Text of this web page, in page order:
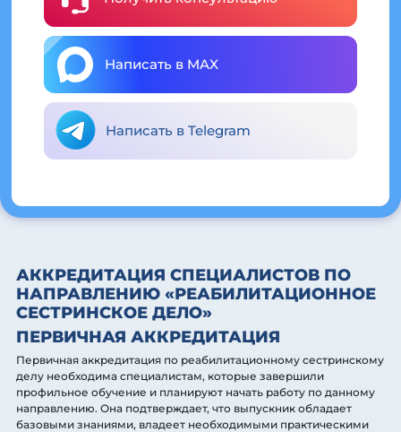
Написать в MAX
Написать в Telegram
АККРЕДИТАЦИЯ СПЕЦИАЛИСТОВ ПО
НАПРАВЛЕНИЮ «РЕАБИЛИТАЦИОННОЕ
СЕСТРИНСКОЕ ДЕЛО»
ПЕРВИЧНАЯ АККРЕДИТАЦИЯ
Первичная аккредитация по реабилитационному сестринскому
делу необходима специалистам, которые завершили
профильное обучение и планируют начать работу по данному
направлению. Она подтверждает, что выпускник обладает
базовыми знаниями, владеет необходимыми практическими